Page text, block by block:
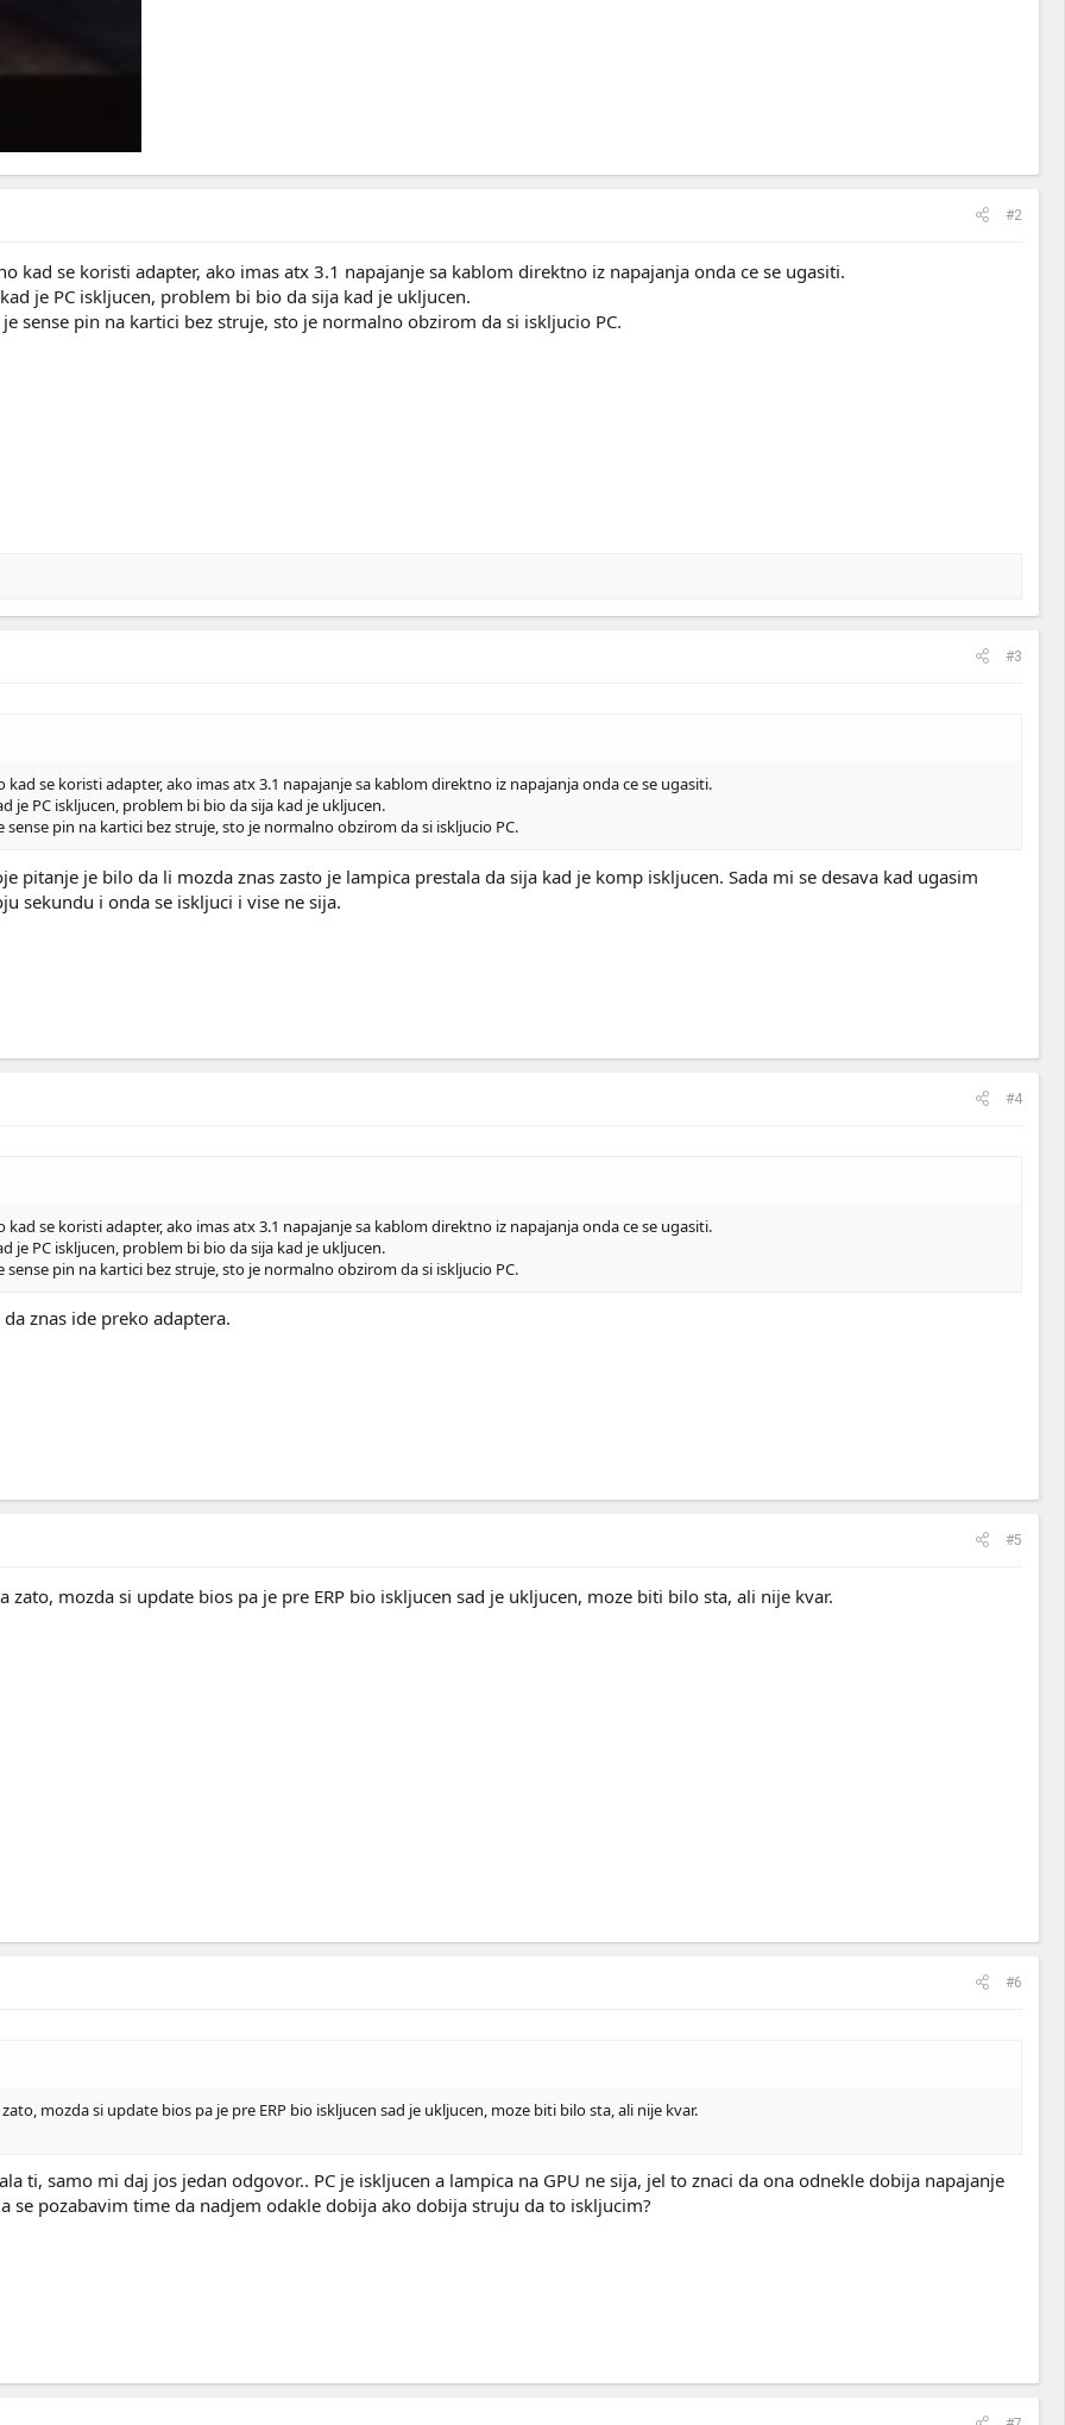
#2
kad se koristi adapter, ako imas atx 3.1 napajanje sa kablom direktno iz napajanja onda ce se ugasiti.
je PC iskljucen, problem bi bio da sija kad je ukljucen.
sense pin na kartici bez struje, sto je normalno obzirom da si iskljucio PC.
#3
se koristi adapter, ako imas atx 3.1 napajanje sa kablom direktno iz napajanja onda ce se ugasiti.
je PC iskljucen, problem bi bio da sija kad je ukljucen.
sense pin na kartici bez struje, sto je normalno obzirom da si iskljucio PC.
pitanje je bilo da li mozda znas zasto je lampica prestala da sija kad je komp iskljucen. Sada mi se desava kad ugasim
sekundu i onda se iskljuci i vise ne sija.
#4
se koristi adapter, ako imas atx 3.1 napajanje sa kablom direktno iz napajanja onda ce se ugasiti.
je PC iskljucen, problem bi bio da sija kad je ukljucen.
sense pin na kartici bez struje, sto je normalno obzirom da si iskljucio PC.
znas ide preko adaptera.
#5
zato, mozda si update bios pa je pre ERP bio iskljucen sad je ukljucen, moze biti bilo sta, ali nije kvar.
#6
mozda si update bios pa je pre ERP bio iskljucen sad je ukljucen, moze biti bilo sta, ali nije kvar.
ti, samo mi daj jos jedan odgovor.. PC je iskljucen a lampica na GPU ne sija, jel to znaci da ona odnekle dobija napajanje
se pozabavim time da nadjem odakle dobija ako dobija struju da to iskljucim?